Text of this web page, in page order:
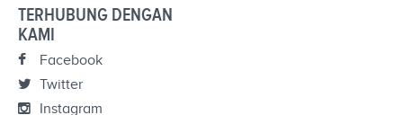
TERHUBUNG DENGAN
KAMI
Facebook
Twitter
Instagram